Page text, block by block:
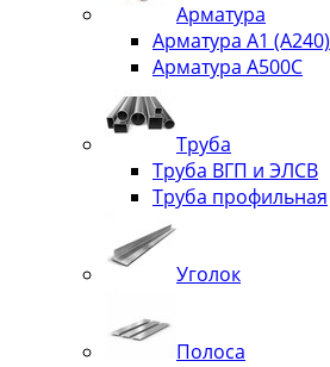
Арматура
Арматура А1 (А240)
Арматура А500С
Труба
Труба ВГП и ЭЛСВ
Труба профильная
Уголок
Полоса